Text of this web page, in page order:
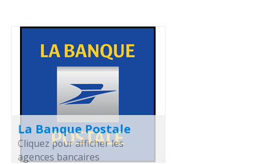
La Banque Postale
Cliquez pour afficher les
agences bancaires